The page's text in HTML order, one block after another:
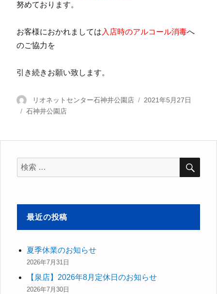
努めております。
お客様におかれましては 入店時のアルコール消毒へ
のご協力を
引き続きお願い致します。
投
稿
リオネットセンター石神井公園店
投
2021年5月27日
カ
ー
石神井公園店
検
索
象:
検
最近の投稿
夏季休業のお知らせ
2026年7月31日
【泉店】2026年8月定休日のお知らせ
2026年7月30日